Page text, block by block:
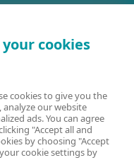
cookies
cookies to give you the
our website
ads. You can agree
"Accept all and
by choosing "Accept
cookie settings by